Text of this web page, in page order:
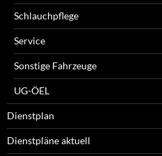
Schlauchpflege
Service
Sonstige Fahrzeuge
UG-ÖEL
Dienstplan
Dienstpläne aktuell